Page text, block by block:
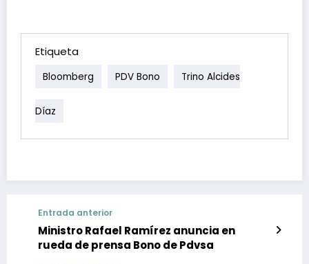
Etiqueta
Bloomberg PDV Bono Trino Alcides
Díaz
Entrada anterior
Ministro Rafael Ramírez anuncia en
rueda de prensa Bono de Pdvsa